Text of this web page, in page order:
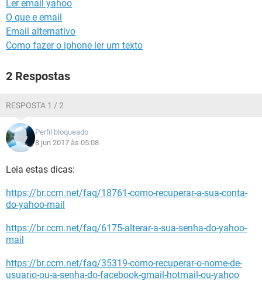
Ler email yahoo
O que e email
Email alternativo
Como fazer o iphone ler um texto
2 Respostas
RESPOSTA 1 / 2
Perfil bloqueado
8 jun 2017 às 05:08
Leia estas dicas:
https://br.ccm.net/faq/18761-como-recuperar-a-sua-conta-
do-yahoo-mail
https://br.ccm.net/faq/6175-alterar-a-sua-senha-do-yahoo-
mail
https://br.ccm.net/faq/35319-como-recuperar-o-nome-de-
usuario-ou-a-senha-do-facebook-gmail-hotmail-ou-yahoo